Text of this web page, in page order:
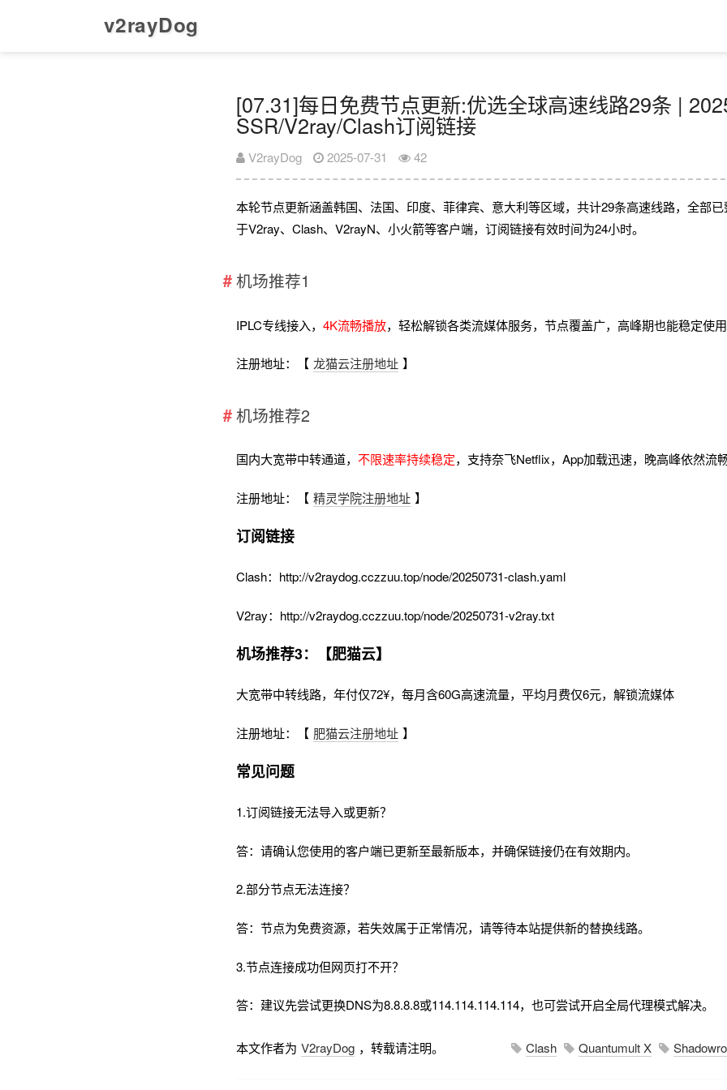
v2rayDog
[07.31]每日免费节点更新:优选全球高速线路29条 |
SSR/V2ray/Clash订阅链接
V2rayDog 2025-07-31 42
本轮节点更新涵盖韩国、法国、印度、菲律宾、意大利等区域，共计29条高速线路，全部
于V2ray、Clash、V2rayN、小火箭等客户端，订阅链接有效时间为24小时。
机场推荐1
IPLC专线接入，4K流畅播放，轻松解锁各类流媒体服务，节点覆盖广，高峰期也能稳定使
注册地址：【 龙猫云注册地址 】
机场推荐2
国内大宽带中转通道，不限速率持续稳定，支持奈飞Netflix，App加载迅速，晚高峰依然流
注册地址：【 精灵学院注册地址 】
订阅链接
Clash：http://v2raydog.cczzuu.top/node/20250731-clash.yaml
V2ray：http://v2raydog.cczzuu.top/node/20250731-v2ray.txt
机场推荐3：【肥猫云】
大宽带中转线路，年付仅72¥，每月含60G高速流量，平均月费仅6元，解锁流媒体
注册地址：【 肥猫云注册地址 】
常见问题
1.订阅链接无法导入或更新？
答：请确认您使用的客户端已更新至最新版本，并确保链接仍在有效期内。
2.部分节点无法连接？
答：节点为免费资源，若失效属于正常情况，请等待本站提供新的替换线路。
3.节点连接成功但网页打不开？
答：建议先尝试更换DNS为8.8.8.8或114.114.114.114，也可尝试开启全局代理模式解决。
本文作者为 V2rayDog ，转载请注明。 Clash Quantumult X